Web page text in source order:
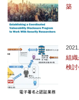
築
組
検